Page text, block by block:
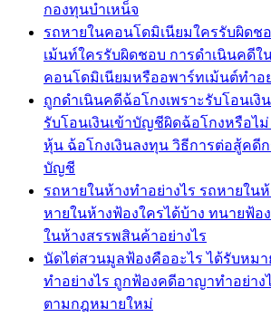
กองทุนบำเหน็จ
รถหายในคอนโดมิเนียมใครรับผิดช
เม้นท์ใครรับผิดชอบ การดำเนินคดี
คอนโดมิเนียมหรืออพาร์ทเม้นต์ทำอ
ถูกดำเนินคดีฉ้อโกงเพราะรับโอนเงิ
รับโอนเงินเข้าบัญชีผิดฉ้อโกงหรือไ
หุ้น ฉ้อโกงเงินลงทุน วิธีการต่อสู้คดี
บัญชี
รถหายในห้างทำอย่างไร รถหายใน
หายในห้างฟ้องใครได้บ้าง ทนายฟ้
ในห้างสรรพสินค้าอย่างไร
นัดไต่สวนมูลฟ้องคืออะไร ได้รับหม
ทำอย่างไร ถูกฟ้องคดีอาญาทำอย่าง
ตามกฎหมายใหม่